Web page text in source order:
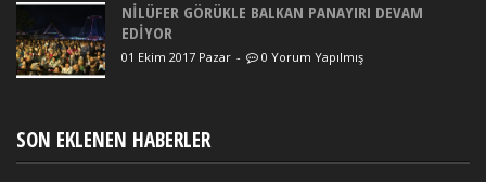
NİLÜFER GÖRÜKLE BALKAN PANAYIRI DEVAM
EDİYOR
01 Ekim 2017 Pazar - 0 Yorum Yapılmış
SON EKLENEN HABERLER